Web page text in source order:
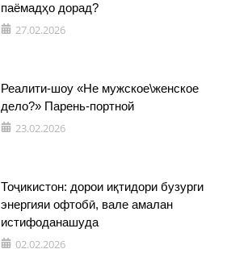
паёмадҳо дорад?
27.02.2026
Реалити-шоу «Не мужское\женское
дело?» Парень-портной
23.02.2026
Тоҷикистон: дорои иқтидори бузурги
энергияи офтобӣ, вале амалан
истифоданашуда
02.02.2026